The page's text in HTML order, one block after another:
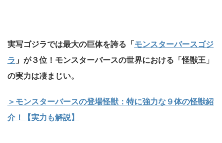
実写ゴジラでは最大の巨体を誇る「モンスターバースゴジ
ラ 」が３位！ モンスターバースの世界における「怪獣王」
の実力は凄まじい。
＞モンスターバースの登場怪獣：特に強力な９体の怪獣紹
介！【実力も解説】